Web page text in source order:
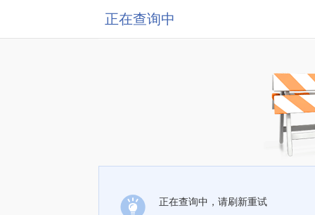
正在查询中
正在查询中，请刷新重试